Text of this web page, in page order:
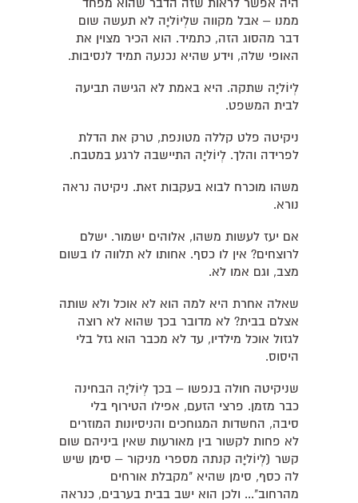
היה אפשר לראות שזה הדבר שהוא מפחד
ממנו – אבל מקווה שלְיוֹליָה לא תעשה שום
דבר מהסוג הזה, כתמיד. הוא הכיר מצוין את
האופי שלה, וידע שהיא נכנעה תמיד לנסיבות.
לְיוֹליָה שתקה. היא באמת לא הגישה תביעה
לבית המשפט.
ניקיטה פלט קללה מטונפת, טרק את הדלת
לפרידה והלך. לְיוֹליָה התיישבה לרגע במטבח.
משהו מוכרח לבוא בעקבות זאת. ניקיטה נראה
נורא.
אם יעז לעשות משהו, אלוהים ישמור. ישלם
לרוצחים? אין לו כסף. אחותו לא תלווה לו בשום
מצב, וגם אמו לא.
שאלה אחרת היא למה הוא לא אוכל ולא שותה
אצלם בבית? לא מדובר בכך שהוא לא רוצה
לגזול אוכל מילדיו, עד לא מכבר הוא גזל בלי
היסוס.
שניקיטה חולה בנפשו – בכך לְיוֹליָה הבחינה
כבר מזמן. פרצי הזעם, אפילו הטירוף בלי
סיבה, החשדות המגוחכים והניסיונות המוזרים
לא פחות לקשור בין מאורעות שאין ביניהם שום
קשר (לְיוֹליָה קנתה מספרי מניקור – סימן שיש
לה כסף, סימן שהיא "מקבלת אורחים
מהרחוב"... ולכן הוא ישב בבית בערבים, כנראה